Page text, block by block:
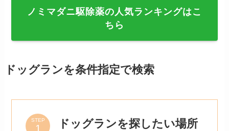
ノミマダニ駆除薬の人気ランキングはこ
ちら
ドッグランを条件指定で検索
STEP
ドッグランを探したい場所